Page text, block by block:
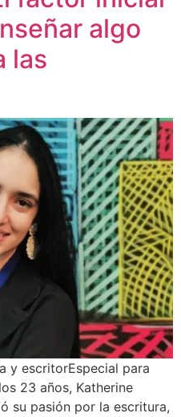
algo
las
y escritorEspecial para
23 años, Katherine
su pasión por la escritura,